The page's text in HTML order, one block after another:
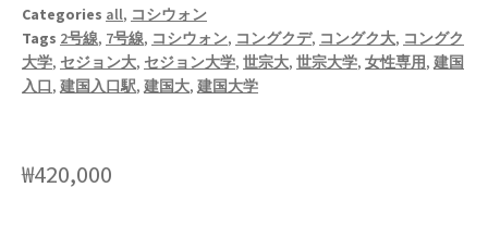
Categories all, コシウォン
Tags 2号線, 7号線, コシウォン, コングクデ, コングク大, コングク
大学, セジョン大, セジョン大学, 世宗大, 世宗大学, 女性専用, 建国
入口, 建国入口駅, 建国大, 建国大学
₩420,000